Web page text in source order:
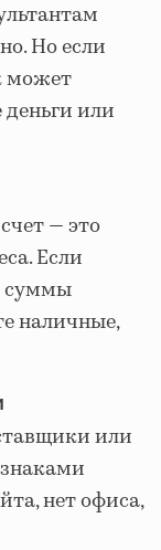
Но если
может
или
— это
Если
суммы
наличные,
или
нет офиса,